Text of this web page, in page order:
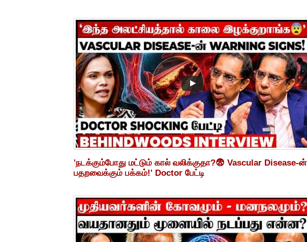
'நடக்கும்போது மட்டும் கால் வலிக்குதா?😨 Vascular Disease-ன்
பதறவைக்கும் பக்கம்!' Doctor பேட்டி